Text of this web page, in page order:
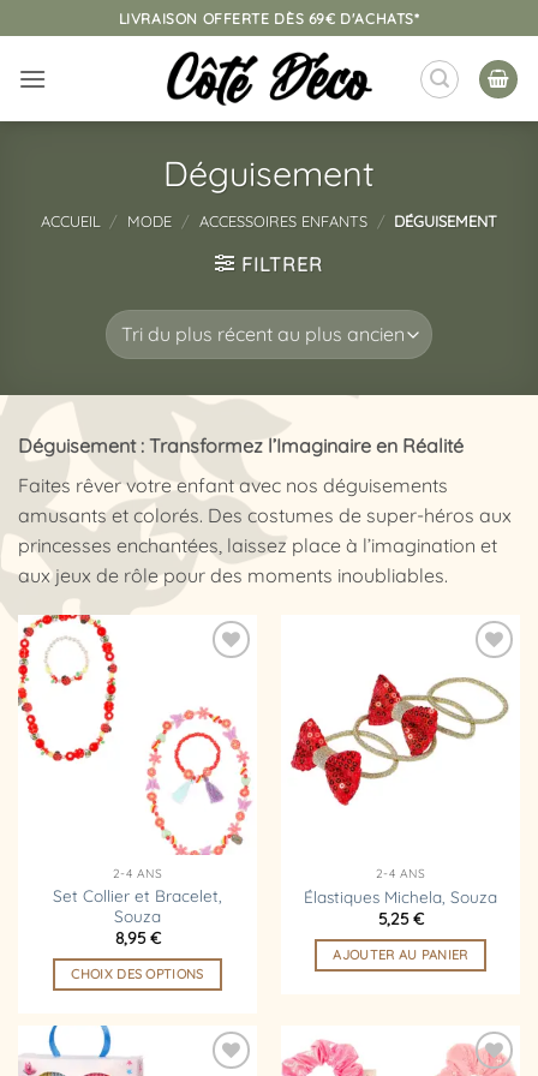
au
contenu
LIVRAISON OFFERTE DÈS 69€ D'ACHATS*
Déguisement
ACCUEIL / MODE / ACCESSOIRES ENFANTS / DÉGUISEMENT
FILTRER
Déguisement : Transformez l’Imaginaire en Réalité
Faites rêver votre enfant avec nos déguisements
amusants et colorés. Des costumes de super-héros aux
princesses enchantées, laissez place à l’imagination et
aux jeux de rôle pour des moments inoubliables.
liste
d’envies
2-4 ANS
Set Collier et Bracelet,
Souza
8,95€
CHOIX DES OPTIONS
a
Ajouter
à la
d’envies
2-4 ANS
Élastiques Michela, Souza
5,25€
AJOUTER AU PANIER